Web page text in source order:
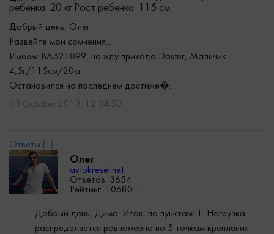
ребенка: 20 кг Рост ребенка: 115 см
Добрый день, Олег
Развейте мои сомнения...
Имеем: ВАЗ21099, но жду прихода Daster, Мальчик
4,5г/115см/20кг
Остановился на последнем достиже�...
05 October 2013, 12:34:50
Олег
avtokresel.net
Ответов: 3654
Рейтинг:
10680 +
Добрый день, Дима. Итак, по пунктам: 1. Нагрузка
распределяется равномерно по 5 точкам крепления.